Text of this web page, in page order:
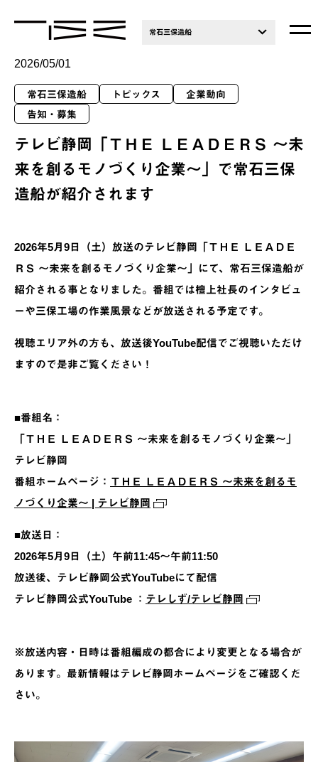
常石三保造船
2026/05/01
常石三保造船 トピックス
企業動向
告知・募集
テレビ静岡「ＴＨＥ ＬＥＡＤＥＲＳ ～未
来を創るモノづくり企業～」で常石三保
造船が紹介されます
2026年5月9日（土）放送のテレビ静岡「ＴＨＥ ＬＥＡＤＥ
ＲＳ ～未来を創るモノづくり企業～」にて、常石三保造船が
紹介される事となりました。番組では檀上社長のインタビュ
ーや三保工場の作業風景などが放送される予定です。
視聴エリア外の方も、放送後YouTube配信でご視聴いただけ
ますので是非ご覧ください！
■番組名：
「ＴＨＥ ＬＥＡＤＥＲＳ ～未来を創るモノづくり企業～」
テレビ静岡
番組ホームページ： ＴＨＥ ＬＥＡＤＥＲＳ ～未来を創るモ
ノづくり企業～ | テレビ静岡
■放送日：
2026年5月9日（土）午前11:45〜午前11:50
放送後、テレビ静岡公式YouTubeにて配信
テレビ静岡公式YouTube ： テレしず/テレビ静岡
※放送内容・日時は番組編成の都合により変更となる場合が
あります。最新情報はテレビ静岡ホームページをご確認くだ
さい。